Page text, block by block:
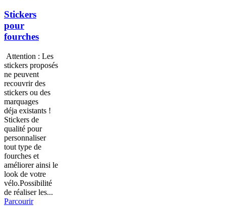
Stickers
pour
fourches
Attention : Les
stickers proposés
ne peuvent
recouvrir des
stickers ou des
marquages
déja existants !
Stickers de
qualité pour
personnaliser
tout type de
fourches et
améliorer ainsi le
look de votre
vélo.Possibilité
de réaliser les...
Parcourir